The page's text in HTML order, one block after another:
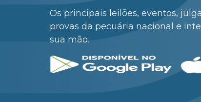
Os principais leilões, eventos,
provas da pecuária nacional e
sua mão.